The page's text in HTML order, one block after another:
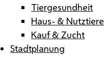
Tiergesundheit
Haus- & Nutztiere
Kauf & Zucht
Stadtplanung